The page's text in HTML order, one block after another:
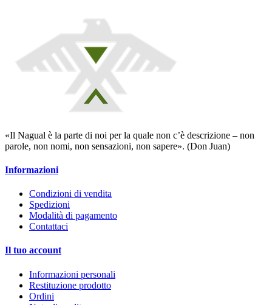
«Il Nagual è la parte di noi per la quale non c’è descrizione – non
parole, non nomi, non sensazioni, non sapere». (Don Juan)
Informazioni
Condizioni di vendita
Spedizioni
Modalità di pagamento
Contattaci
Il tuo account
Informazioni personali
Restituzione prodotto
Ordini